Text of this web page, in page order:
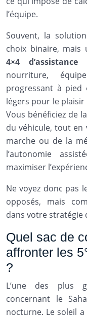
l’équipe.
Souvent, la
choix binaire, mais
4×4 d’assistance
nourriture,
progressant à pied
légers pour le
Vous bénéficiez de
du véhicule, tout en
marche ou de la
l’autonomie
maximiser
Ne voyez donc pas
opposés, mais
dans votre stratégie
Quel sac de
affronter les
?
L’une des plus
concernant le
nocturne. Le soleil